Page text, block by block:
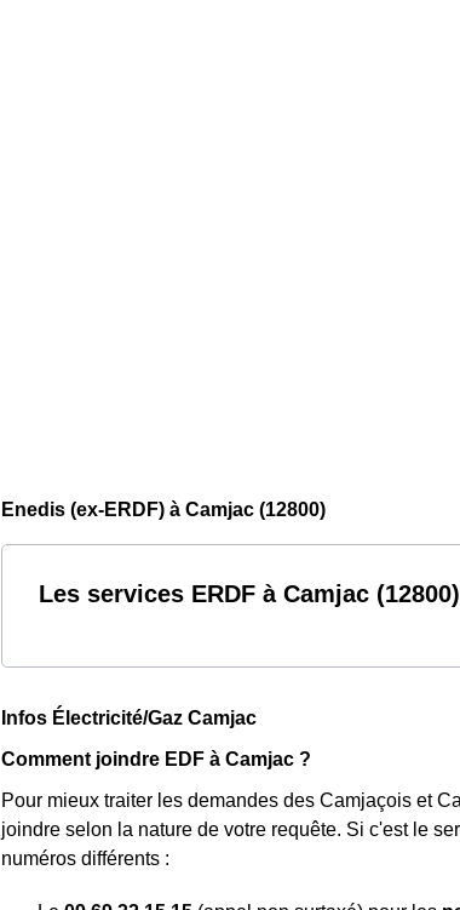
Enedis (ex-ERDF) à Camjac (12800)
Les services ERDF à Camjac (12800)
Infos Électricité/Gaz Camjac
Comment joindre EDF à Camjac ?
Pour mieux traiter les demandes des Camjaçois et
joindre selon la nature de votre requête. Si c'est le
numéros différents :